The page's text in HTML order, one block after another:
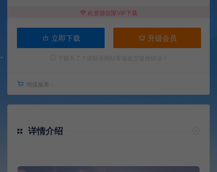
此资源仅限VIP下载
立即下载 升级会员
增值服务：
详情介绍